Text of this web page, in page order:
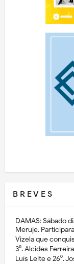
B R E V E S
DAMAS: Sábado
Meruje.
Vizela que
3⁰. Alcides
Luís Leite e 26⁰.